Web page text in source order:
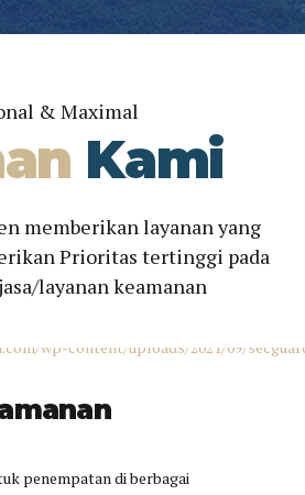
& Maximal
Kami
memberikan layanan yang
Prioritas tertinggi pada
layanan keamanan
penempatan di berbagai